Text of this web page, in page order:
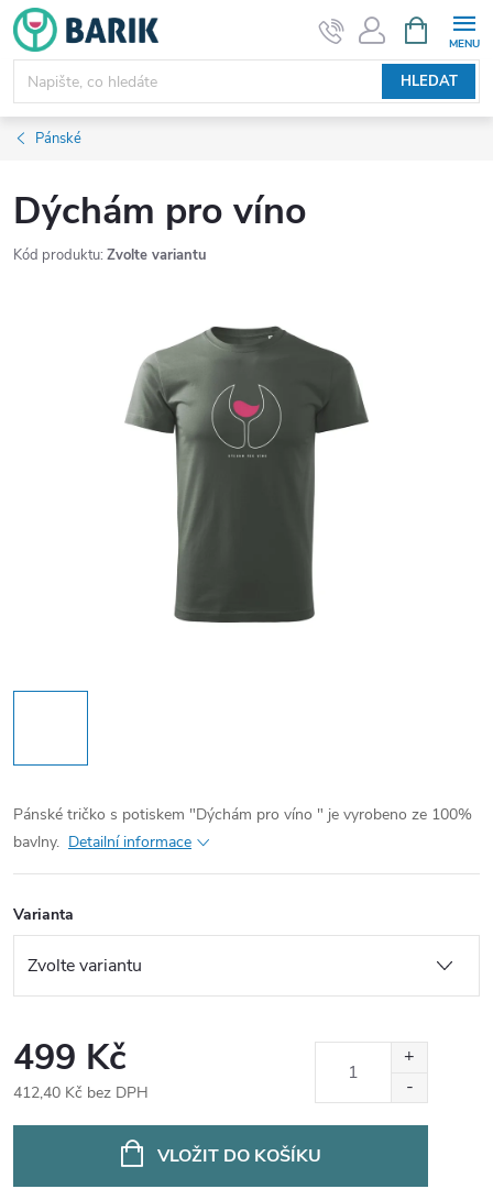
Přejít
na
obsah
HLEDAT
NÁKUPNÍ
KOŠÍK
Pánské
Dýchám pro víno
Kód produktu: Zvolte variantu
Pánské tričko s potiskem "Dýchám pro víno " je vyrobeno ze 100%
bavlny. Detailní informace
Varianta
499 Kč
412,40 Kč bez DPH
VLOŽIT DO KOŠÍKU